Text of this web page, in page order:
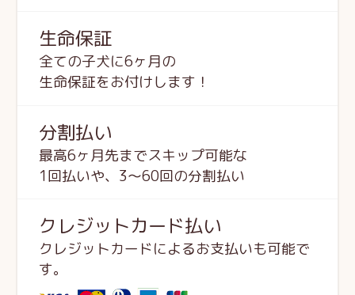
生命保証
全ての子犬に6ヶ月の
生命保証をお付けします！
分割払い
最高6ヶ月先までスキップ可能な
1回払いや、3～60回の分割払い
クレジットカード払い
クレジットカードによるお支払いも可能で
す。